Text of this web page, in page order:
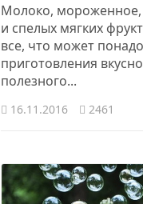
Молоко,
и спелых мягких
все, что может
приготовления
полезного...
16.11.2016 2461